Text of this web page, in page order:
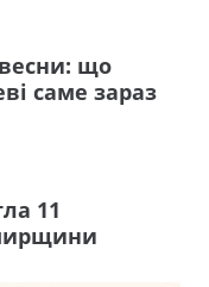
що
саме зараз
11